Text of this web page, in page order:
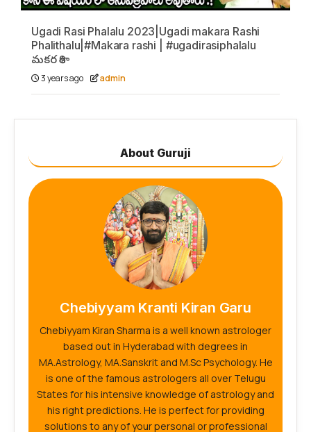
Ugadi Rasi Phalalu 2023|Ugadi makara Rashi
Phalithalu|#Makara rashi | #ugadirasiphalalu
మకర రాశి
3 years ago admin
About Guruji
Chebiyyam Kranti Kiran Garu
Chebiyyam Kiran Sharma is a well known astrologer
based out in Hyderabad with degrees in
MA.Astrology, MA.Sanskrit and M.Sc Psychology. He
is one of the famous astrologers all over Telugu
States for his intensive knowledge of astrology and
his right predictions. He is perfect for providing
solutions to any of your personal or professional